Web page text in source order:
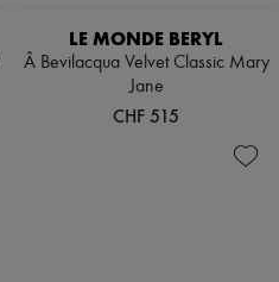
LE MONDE BERYL
Â Bevilacqua Velvet Classic Mary
Jane
CHF 515